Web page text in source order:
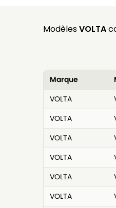
ModèlesVOLTA
Marque
VOLTA
VOLTA
VOLTA
VOLTA
VOLTA
VOLTA